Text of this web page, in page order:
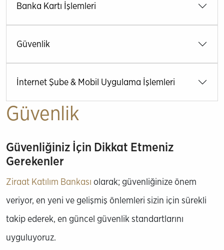
Banka Kartı İşlemleri
Güvenlik
İnternet Şube & Mobil Uygulama İşlemleri
Güvenlik
Güvenliğiniz İçin Dikkat Etmeniz
Gerekenler
Ziraat Katılım Bankası olarak; güvenliğinize önem
veriyor, en yeni ve gelişmiş önlemleri sizin için sürekli
takip ederek, en güncel güvenlik standartlarını
uyguluyoruz.